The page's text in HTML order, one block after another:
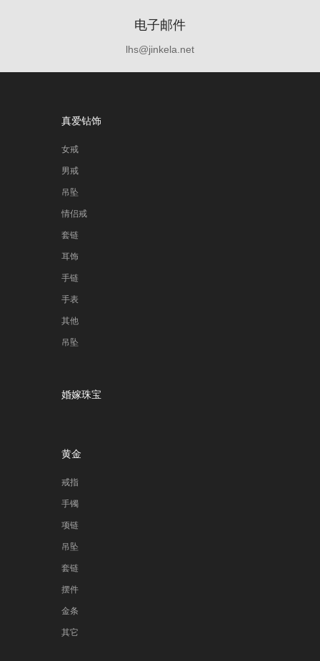
电子邮件
lhs@jinkela.net
真爱钻饰
女戒
男戒
吊坠
情侣戒
套链
耳饰
手链
手表
其他
吊坠
婚嫁珠宝
黄金
戒指
手镯
项链
吊坠
套链
摆件
金条
其它